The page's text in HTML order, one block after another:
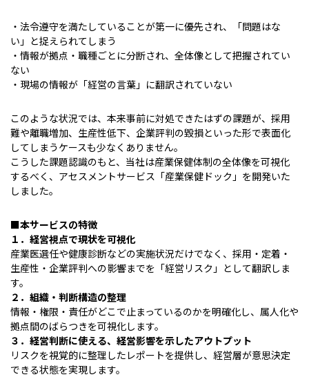
・法令遵守を満たしていることが第一に優先され、「問題はな
い」と捉えられてしまう
・情報が拠点・職種ごとに分断され、全体像として把握されてい
ない
・現場の情報が「経営の言葉」に翻訳されていない
このような状況では、本来事前に対処できたはずの課題が、採用
難や離職増加、生産性低下、企業評判の毀損といった形で表面化
してしまうケースも少なくありません。
こうした課題認識のもと、当社は産業保健体制の全体像を可視化
するべく、アセスメントサービス「産業保健ドック」を開発いた
しました。
■本サービスの特徴
１．経営視点で現状を可視化
産業医選任や健康診断などの実施状況だけでなく、採用・定着・
生産性・企業評判への影響までを「経営リスク」として翻訳しま
す。
２．組織・判断構造の整理
情報・権限・責任がどこで止まっているのかを明確化し、属人化や
拠点間のばらつきを可視化します。
３．経営判断に使える、経営影響を示したアウトプット
リスクを視覚的に整理したレポートを提供し、経営層が意思決定
できる状態を実現します。